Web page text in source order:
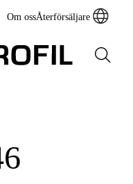
Om ossÅterförsäljare